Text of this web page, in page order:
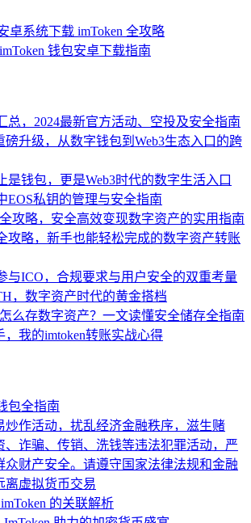
卓系统下载 imToken 全攻略
钱包安卓下载指南
总，2024最新官方活动、空投及安全指南
磅升级，从数字钱包到Web3生态入口的跨
是钱包，更是Web3时代的数字生活入口
EOS私钥的管理与安全指南
攻略，安全高效变现数字资产的实用指南
攻略，新手也能轻松完成的数字资产转账
与ICO，合规要求与用户安全的双重考量
，数字资产时代的黄金搭档
么存数字资产？一文读懂安全储存全指南
，我的imtoken转账实战心得
包全指南
炒作活动，扰乱经济金融秩序，滋生赌
、诈骗、传销、洗钱等违法犯罪活动，严
众财产安全。请遵守国家法律法规和金融
离虚拟货币交易
的关联解析